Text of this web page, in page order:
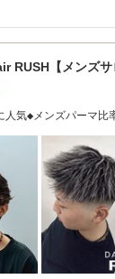
RUSH【メンズ
人気◆メンズパーマ比